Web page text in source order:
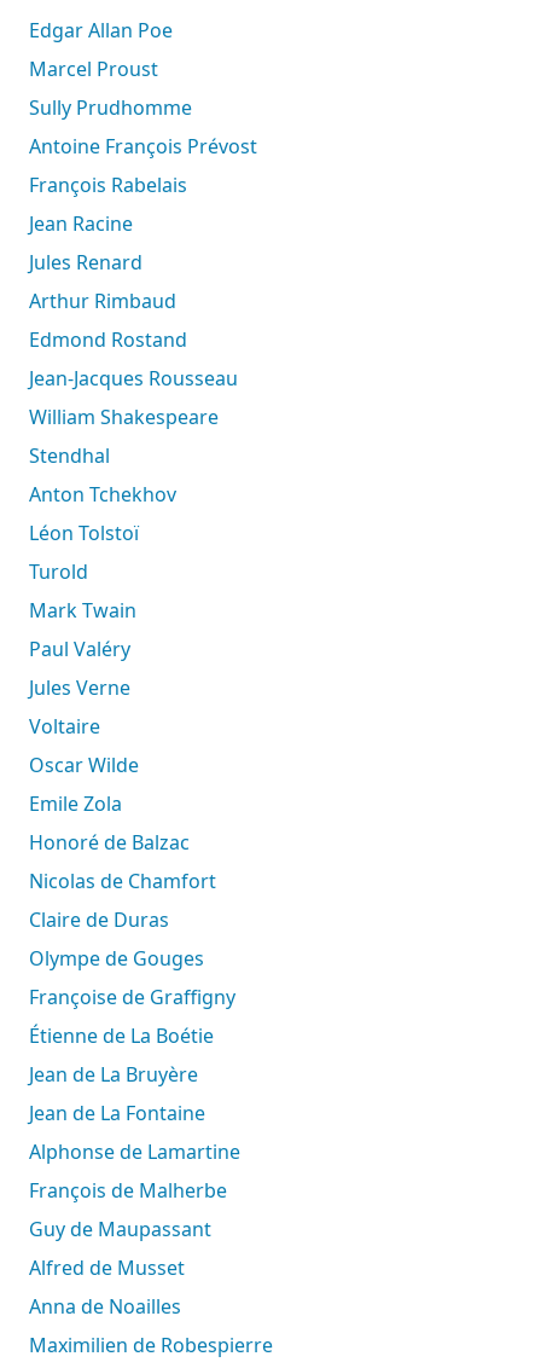
Edgar Allan Poe
Marcel Proust
Sully Prudhomme
Antoine François Prévost
François Rabelais
Jean Racine
Jules Renard
Arthur Rimbaud
Edmond Rostand
Jean-Jacques Rousseau
William Shakespeare
Stendhal
Anton Tchekhov
Léon Tolstoï
Turold
Mark Twain
Paul Valéry
Jules Verne
Voltaire
Oscar Wilde
Emile Zola
Honoré de Balzac
Nicolas de Chamfort
Claire de Duras
Olympe de Gouges
Françoise de Graffigny
Étienne de La Boétie
Jean de La Bruyère
Jean de La Fontaine
Alphonse de Lamartine
François de Malherbe
Guy de Maupassant
Alfred de Musset
Anna de Noailles
Maximilien de Robespierre